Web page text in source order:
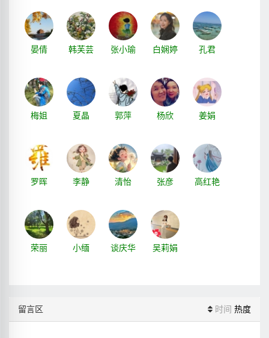
晏倩 韩芙芸 张小瑜 白娴婷 孔君
梅姐 夏晶 郭萍 杨欣 姜娟
罗晖 李静 清怡 张彦 高红艳
荣丽 小缅 谈庆华 吴莉娟
留言区 时间 热度